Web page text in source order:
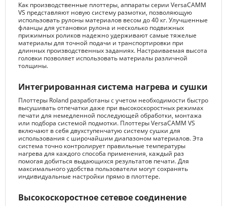
Как производственные плоттеры, аппараты серии VersaCAMM
VS представляют новую систему размотки, позволяющую
использовать рулоны материалов весом до 40 кг. Улучшенные
фланцы для установки рулона и несколько подвижных
прижимных роликов надежно удерживают самые тяжелые
материалы для точной подачи и транспортировки при
длинных производственных заданиях. Настраиваемая высота
головки позволяет использовать материалы различной
толщины.
Интегрированная система нагрева и сушки
Плоттеры Roland разработаны с учетом необходимости быстро
высушивать отпечатки даже при высокоскоростных режимах
печати для немедленной последующей обработки, монтажа
или подбора системой подмотки. Плоттеры VersaCAMM VS
включают в себя двухступенчатую систему сушки для
использования с широчайшим диапазоном материалов. Эта
система точно контролирует правильные температуры
нагрева для каждого способа применения, каждый раз
помогая добиться выдающихся результатов печати. Для
максимального удобства пользователи могут сохранять
индивидуальные настройки прямо в плоттере.
Высокоскоростное сетевое соединение